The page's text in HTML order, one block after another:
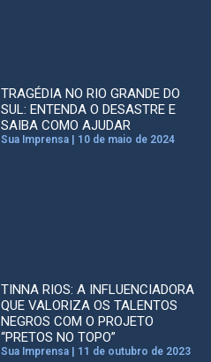
TRAGÉDIA NO RIO GRANDE DO
SUL: ENTENDA O DESASTRE E
SAIBA COMO AJUDAR
Sua Imprensa 10 de maio de 2024
TINNA RIOS: A INFLUENCIADORA
QUE VALORIZA OS TALENTOS
NEGROS COM O PROJETO
“PRETOS NO TOPO”
Sua Imprensa 11 de outubro de 2023